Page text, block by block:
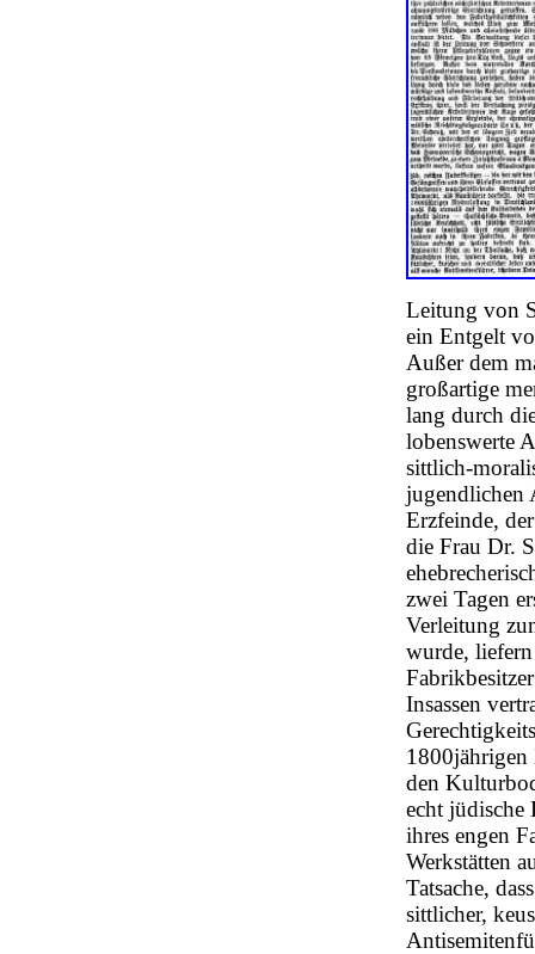
Leitung von
ein Entgelt
Außer dem
großartige
lang durch
lobenswerte
sittlich-
jugendlichen
Erzfeinde,
die Frau Dr.
zwei Tagen
Verleitung
wurde, liefern
Insassen
1800jährigen
den
echt jüdische
ihres engen
Werkstätten
Tatsache,
sittlicher,